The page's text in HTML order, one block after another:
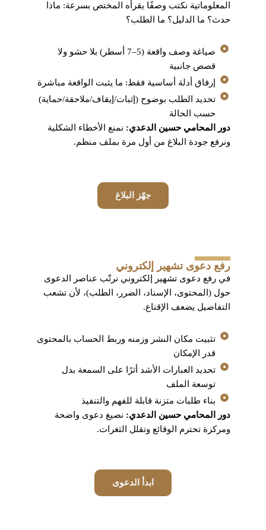
المعلوماتية نكتب وصفًا يقرأه المختص بسرعة: ماذا
حدث؟ ما الدليل؟ ما الطلب؟
صياغة وصف واقعة (5–7 أسطر) بلا حشو ولا
قصص جانبية
إرفاق أدلة أساسية فقط: ما يثبت الواقعة مباشرة
تحديد الطلب بوضوح (إثبات/إيقاف/ملاحقة/حماية)
حسب الحالة
دور المحامي حسين الدعدي: نمنع الأخطاء الشكلية
ونرفع جودة البلاغ من أول مرة بملف منظم.
جهّز البلاغ
رفع دعوى تشهير إلكتروني
في رفع دعوى تشهير إلكتروني نرتّب عناصر الدعوى
حول (المحتوى، الإسناد، الضرر، الطلب)، لأن تشعب
التفاصيل يضعف الإقناع.
تثبيت مكان النشر وزمنه وربط الحساب بالمحتوى
قدر الإمكان
تحديد العبارات الأشد أثرًا على السمعة بدل
توسعة الملف
بناء طلبات متزنة قابلة للفهم والتنفيذ
دور المحامي حسين الدعدي: نصيغ دعوى واضحة
ومركزة تحترم الوقائع وتقلل الثغرات.
ابدأ الدعوى